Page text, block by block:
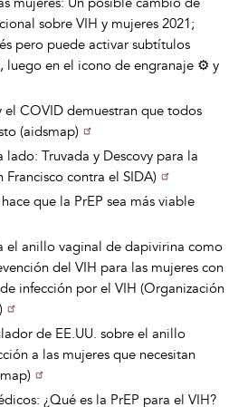
mujeres: Un posible cambio de
sobre VIH y mujeres 2021;
pero puede activar subtítulos
luego en el icono de engranaje ⚙️ y
el COVID demuestran que todos
(aidsmap)
Truvada y Descovy para la
Francisco contra el SIDA)
que la PrEP sea más viable
el anillo vaginal de dapivirina como
del VIH para las mujeres con
infección por el VIH (Organización
de EE.UU. sobre el anillo
a las mujeres que necesitan
¿Qué es la PrEP para el VIH?